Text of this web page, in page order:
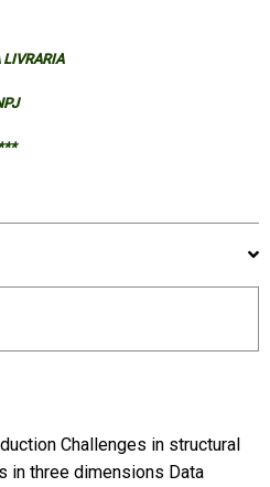
LIVRARIA
Challenges in structural
in three dimensions Data